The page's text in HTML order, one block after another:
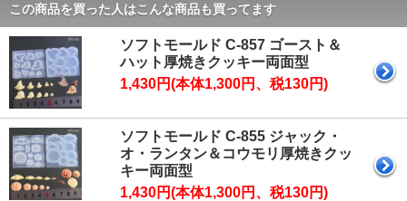
この商品を買った人はこんな商品も買ってます
ソフトモールド C-857 ゴースト＆
ハット厚焼きクッキー両面型
1,430円(本体1,300円、税130円)
ソフトモールド C-855 ジャック・
オ・ランタン＆コウモリ厚焼きクッ
キー両面型
1,430円(本体1,300円、税130円)